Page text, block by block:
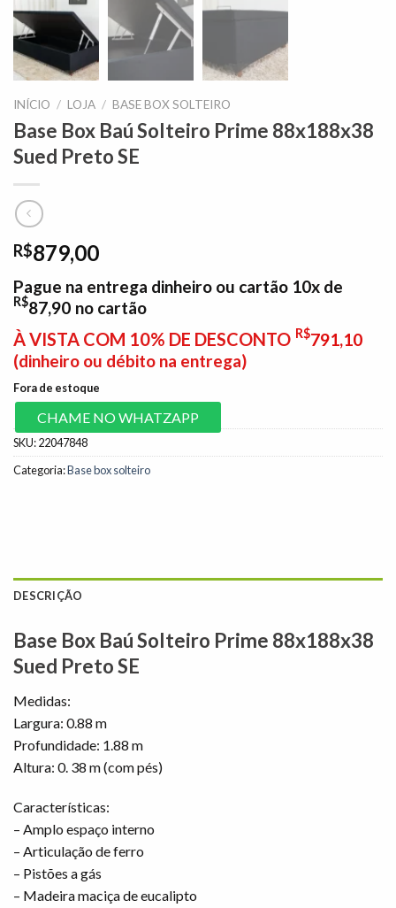
INÍCIO / LOJA / BASE BOX SOLTEIRO
Base Box Baú Solteiro Prime 88x188x38
Sued Preto SE
R$879,00
Pague na entrega dinheiro ou cartão 10x de
R$87,90 no cartão
À VISTA COM 10% DE DESCONTO R$791,10
(dinheiro ou débito na entrega)
Fora de estoque
CHAME NO WHATZAPP
SKU:22047848
Categoria:Base box solteiro
DESCRIÇÃO
Base Box Baú Solteiro Prime 88x188x38
Sued Preto SE
Medidas:
Largura: 0.88 m
Profundidade: 1.88 m
Altura: 0. 38 m (com pés)
Características:
– Amplo espaço interno
– Articulação de ferro
– Pistões a gás
– Madeira maciça de eucalipto